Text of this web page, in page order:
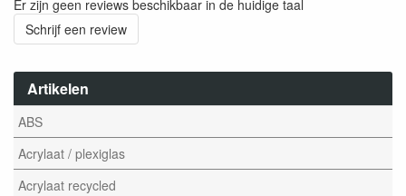
Artikelen
ABS
Acrylaat / plexiglas
Acrylaat recycled
Er zijn geen reviews beschikbaar in de huidige taal
Schrijf een review